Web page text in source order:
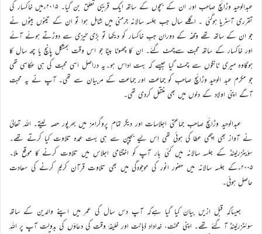
عبدالوحید وڑائچ صاحب اور ان کے بچوں کے ساتھ ایک قریبی تعلق بن گیا۔ ۲۰۱۵ءمیں خاکسار کی
تقرری آسٹریا ہوگئی ۔ اگلے سال جب جلسہ سالانہ جرمنی میں شامل ہوا تو ان کے تینوں بیٹوں نے
جو ان کے ساتھ تھے وقفہ کے دوران جب خاکسار کو دیکھا تو بڑی تیزی سے دوڑتے ہوئے آئے
اور خاکسار کے ساتھ محبت سےچمٹ گئے۔ ان کا چھوٹا بیٹا جو اس وقت بمشکل پانچ یا چھ سال کا
ہوگاوہ میری ٹانگوں سے چمٹ گیا جیسے کہ بہت اداس ہو۔یہ دراصل اسی محبت کی ہی عکاسی تھی
جو مکرم عبد الوحید وڑائچ صاحب کو جماعت اور جماعت کے مربیان سے تھی۔ آپ نے یہ محبت
آگے اپنی اولاد کے دلوں میں بھی منتقل کردی تھی۔
عبدالوحید وڑائچ صاحب جماعتی اجلاسات اور دیگر تمام پروگرامز میں بھرپور حصہ لیتے۔ اللہ تعالیٰ
نے آواز بھی اچھی عطا کی ہوئی تھی اِس لیے بچپن سے ہی بہت عمدہ تلاوت کیا کرتے تھے۔
سؤیٹزرلینڈ کے جلسہ سالانہ میں کئی بار آپ کو اختتامی اجلاس میں تلاوت کرنے کا موقع ملا۔
۲۰۰۵ءکے جلسہ سالانہ میں حضور انور کی موجودگی میں بھی تلاوت قرآن کریم کرنے کی سعادت
حاصل ہوئی۔
جیساکہ قبل ازیں بیان کیا گیا ہےکہ آپ دس سال کی عمر میں اپنے والدین کے ساتھ
سوئٹزرلینڈ آ گئے تھے۔ اپنی محنت، خداداد ذہانت اور خلیفۂ وقت کی دعاؤں کی بدولت آپ پر اللہ